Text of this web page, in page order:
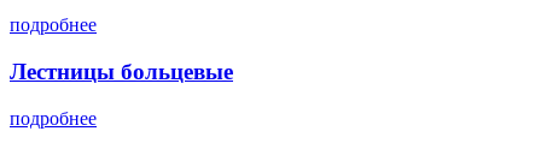
подробнее
Лестницы больцевые
подробнее